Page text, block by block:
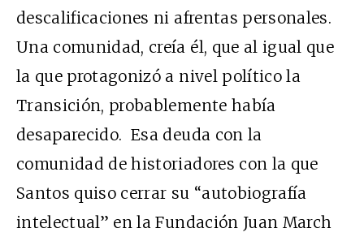
descalificaciones ni afrentas personales.
Una comunidad, creía él, que al igual que
la que protagonizó a nivel político la
Transición, probablemente había
desaparecido. Esa deuda con la
comunidad de historiadores con la que
Santos quiso cerrar su “autobiografía
intelectual” en la Fundación Juan March